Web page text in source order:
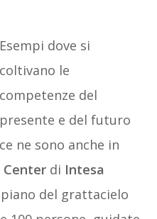
dove si
coltivano le
del
presente e del futuro
ne sono anche in
di Intesa
piano del grattacielo